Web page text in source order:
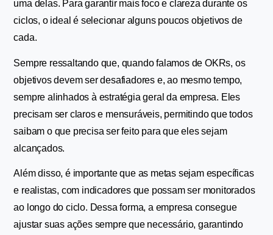
uma delas. Para garantir mais foco e clareza durante os
ciclos, o ideal é selecionar alguns poucos objetivos de
cada.
Sempre ressaltando que, quando falamos de OKRs, os
objetivos devem ser desafiadores e, ao mesmo tempo,
sempre alinhados à estratégia geral da empresa. Eles
precisam ser claros e mensuráveis, permitindo que todos
saibam o que precisa ser feito para que eles sejam
alcançados.
Além disso, é importante que as metas sejam específicas
e realistas, com indicadores que possam ser monitorados
ao longo do ciclo. Dessa forma, a empresa consegue
ajustar suas ações sempre que necessário, garantindo